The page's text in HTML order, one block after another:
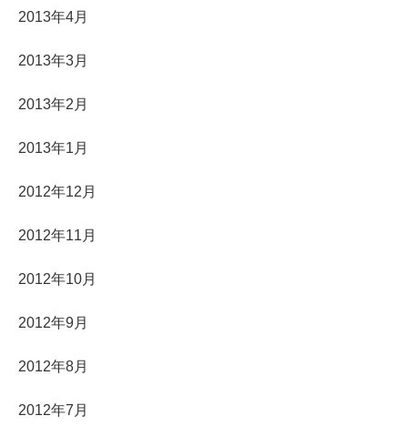
2013年4月
2013年3月
2013年2月
2013年1月
2012年12月
2012年11月
2012年10月
2012年9月
2012年8月
2012年7月